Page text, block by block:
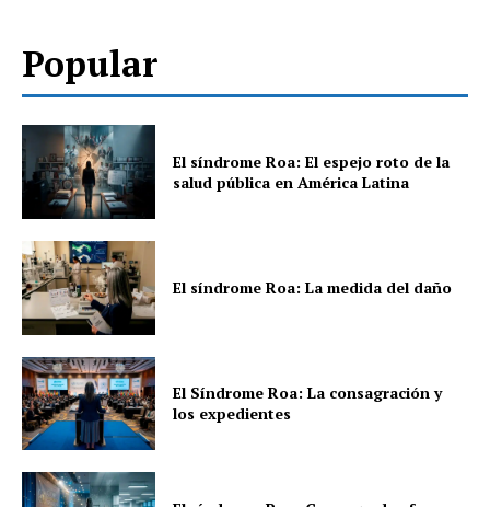
Popular
El síndrome Roa: El espejo roto de la
salud pública en América Latina
El síndrome Roa: La medida del daño
El Síndrome Roa: La consagración y
los expedientes